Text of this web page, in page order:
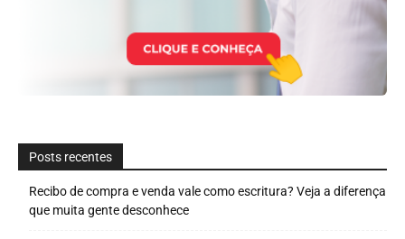
Posts recentes
Recibo de compra e venda vale como escritura? Veja a diferença
que muita gente desconhece